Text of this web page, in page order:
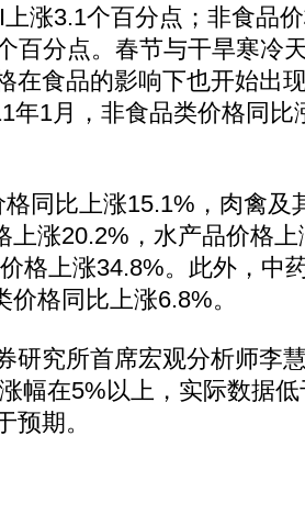
涨3.1个百分点；非食品
百分点。春节与干旱寒冷
在食品的影响下也开始出
年1月，非食品类价格同比
比上涨15.1%，肉禽及
上涨20.2%，水产品价格
格上涨34.8%。此外，中
格同比上涨6.8%。
究所首席宏观分析师李
幅在5%以上，实际数据
预期。